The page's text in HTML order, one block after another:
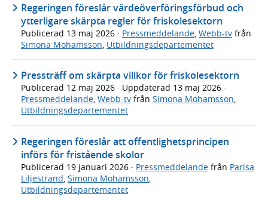
Regeringen föreslår värdeöverföringsförbud och
ytterligare skärpta regler för friskolesektorn
Publicerad 13 maj 2026 · Pressmeddelande Webb-tv från
Simona Mohamsson Utbildningsdepartementet
Pressträff om skärpta villkor för friskolesektorn
Publicerad 12 maj 2026 · Uppdaterad 13 maj 2026 ·
Pressmeddelande, Webb-tv från Simona Mohamsson,
Utbildningsdepartementet
Regeringen föreslår att offentlighetsprincipen
införs för fristående skolor
Publicerad 19 januari 2026 · Pressmeddelande från Parisa
Liljestrand, Simona Mohamsson,
Utbildningsdepartementet